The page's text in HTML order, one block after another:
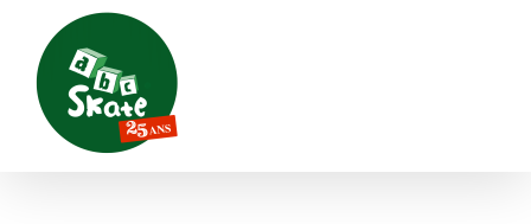
contenu